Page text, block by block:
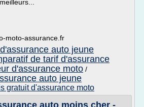
moto-assurance.fr
auto jeune
de tarif d'assurance
d'assurance moto /
auto jeune
gratuit d'assurance moto
auto moins cher -